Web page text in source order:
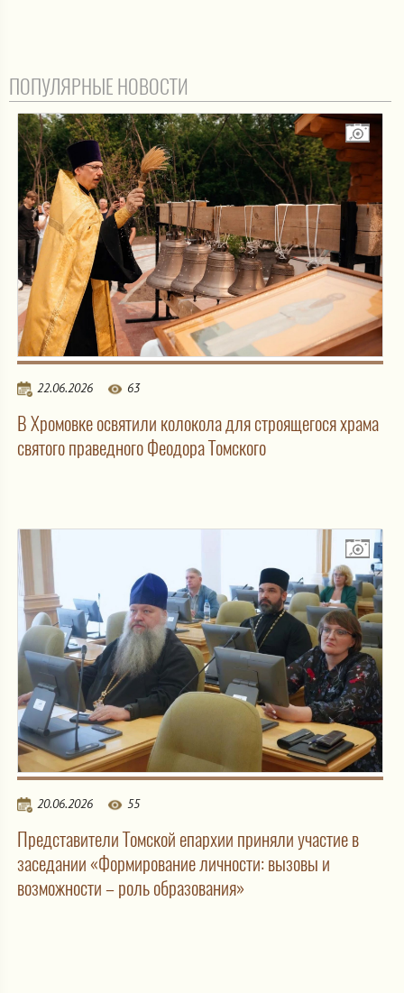
ПОПУЛЯРНЫЕ НОВОСТИ
22.06.2026 63
В Хромовке освятили колокола для строящегося храма
святого праведного Феодора Томского
20.06.2026 55
Представители Томской епархии приняли участие в
заседании «Формирование личности: вызовы и
возможности – роль образования»